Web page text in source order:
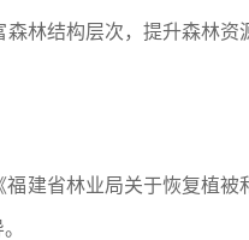
林结构层次，提升森林资
建省林业局关于恢复植被